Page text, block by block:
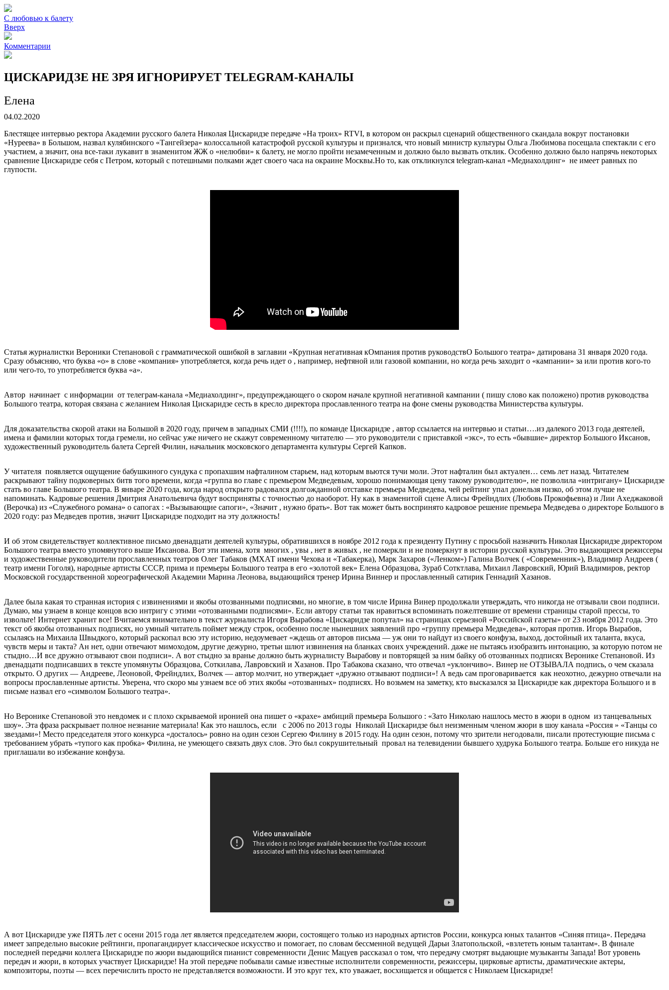
С любовью к балету
Вверх
Комментарии
ЦИСКАРИДЗЕ НЕ ЗРЯ ИГНОРИРУЕТ TELEGRAM-КАНАЛЫ
Елена
04.02.2020
Блестящее интервью ректора Академии русского балета Николая Цискаридзе передаче «На троих» RTVI, в котором он раскрыл сценарий общественного скандала вокруг постановки
«Нуреева» в Большом, назвал кулябинского «Тангейзера» колоссальной катастрофой русской культуры и признался, что новый министр культуры Ольга Любимова посещала спектакли с его
участием, а значит, она все-таки лукавит в знаменитом ЖЖ о «нелюбви» к балету, не могло пройти незамеченным и должно было вызвать отклик. Особенно должно было напрячь некоторых
сравнение Цискаридзе себя с Петром, который с потешными полками ждет своего часа на окраине Москвы.Но то, как откликнулся telegram-канал «Медиахолдинг» не имеет равных по
глупости.
Статья журналистки Вероники Степановой с грамматической ошибкой в заглавии «Крупная негативная кОмпания против руководствО Большого театра» датирована 31 января 2020 года.
Сразу объясняю, что буква «о» в слове «компания» употребляется, когда речь идет о , например, нефтяной или газовой компании, но когда речь заходит о «кампании» за или против кого-то
или чего-то, то употребляется буква «а».
Автор начинает с информации от телеграм-канала «Медиахолдинг», предупреждающего о скором начале крупной негативной кампании ( пишу слово как положено) против руководства
Большого театра, которая связана с желанием Николая Цискаридзе сесть в кресло директора прославленного театра на фоне смены руководства Министерства культуры.
Для доказательства скорой атаки на Большой в 2020 году, причем в западных СМИ (!!!!), по команде Цискаридзе , автор ссылается на интервью и статьи….из далекого 2013 года деятелей,
имена и фамилии которых тогда гремели, но сейчас уже ничего не скажут современному читателю — это руководители с приставкой «экс», то есть «бывшие» директор Большого Иксанов,
художественный руководитель балета Сергей Филин, начальник московского департамента культуры Сергей Капков.
У читателя появляется ощущение бабушкиного сундука с пропахшим нафталином старьем, над которым вьются тучи моли. Этот нафталин был актуален… семь лет назад. Читателем
раскрывают тайну подковерных битв того времени, когда «группа во главе с премьером Медведевым, хорошо понимающая цену такому руководителю», не позволила «интригану» Цискаридзе
стать во главе Большого театра. В январе 2020 года, когда народ открыто радовался долгожданной отставке премьера Медведева, чей рейтинг упал донельзя низко, об этом лучше не
напоминать. Кадровые решения Дмитрия Анатольевича будут восприняты с точностью до наоборот. Ну как в знаменитой сцене Алисы Фрейндлих (Любовь Прокофьевна) и Лии Ахеджаковой
(Верочка) из «Служебного романа» о сапогах : «Вызывающие сапоги», «Значит , нужно брать». Вот так может быть воспринято кадровое решение премьера Медведева о директоре Большого в
2020 году: раз Медведев против, значит Цискаридзе подходит на эту должность!
И об этом свидетельствует коллективное письмо двенадцати деятелей культуры, обратившихся в ноябре 2012 года к президенту Путину с просьбой назначить Николая Цискаридзе директором
Большого театра вместо упомянутого выше Иксанова. Вот эти имена, хотя многих , увы , нет в живых , не померкли и не померкнут в истории русской культуры. Это выдающиеся режиссеры
и художественные руководители прославленных театров Олег Табаков (МХАТ имени Чехова и «Табакерка), Марк Захаров («Ленком») Галина Волчек ( «Современник»), Владимир Андреев (
театр имени Гоголя), народные артисты СССР, прима и премьеры Большого театра в его «золотой век» Елена Образцова, Зураб Сотктлава, Михаил Лавровский, Юрий Владимиров, ректор
Московской государственной хореографической Академии Марина Леонова, выдающийся тренер Ирина Виннер и прославленный сатирик Геннадий Хазанов.
Далее была какая то странная история с извинениями и якобы отозванными подписями, но многие, в том числе Ирина Винер продолжали утверждать, что никогда не отзывали свои подписи.
Думаю, мы узнаем в конце концов всю интригу с этими «отозванными подписями». Если автору статьи так нравиться вспоминать пожелтевшие от времени страницы старой прессы, то
извольте! Интернет хранит все! Вчитаемся внимательно в текст журналиста Игоря Вырабова «Цискаридзе попутал» на страницах серьезной «Российской газеты» от 23 ноября 2012 года. Это
текст об якобы отозванных подписях, но умный читатель поймет между строк, особенно после нынешних заявлений про «группу премьера Медведева», которая против. Игорь Вырабов,
ссылаясь на Михаила Швыдкого, который раскопал всю эту историю, недоумевает «ждешь от авторов письма — уж они то найдут из своего конфуза, выход, достойный их таланта, вкуса,
чувств меры и такта? Ан нет, одни отвечают мимоходом, другие дежурно, третьи шлют извинения на бланках своих учреждений. даже не пытаясь изобразить интонацию, за которую потом не
стыдно…И все дружно отзывают свои подписи». А вот стыдно за вранье должно быть журналисту Вырабову и повторящей за ним байку об отозванных подписях Веронике Степановой. Из
двенадцати подписавших в тексте упомянуты Образцова, Соткилава, Лавровский и Хазанов. Про Табакова сказано, что отвечал «уклончиво». Винер не ОТЗЫВАЛА подпись, о чем сказала
открыто. О других — Андрееве, Леоновой, Фрейндлих, Волчек — автор молчит, но утверждает «дружно отзывают подписи»! А ведь сам проговаривается как неохотно, дежурно отвечали на
вопросы прославленные артисты. Уверена, что скоро мы узнаем все об этих якобы «отозванных» подписях. Но возьмем на заметку, кто высказался за Цискаридзе как директора Большого и в
письме назвал его «символом Большого театра».
Но Веронике Степановой это невдомек и с плохо скрываемой иронией она пишет о «крахе» амбиций премьера Большого : «Зато Николаю нашлось место в жюри в одном из танцевальных
шоу». Эта фраза раскрывает полное незнание материала! Как это нашлось, если с 2006 по 2013 годы Николай Цискаридзе был неизменным членом жюри в шоу канала «Россия » «Танцы со
звездами»! Место председателя этого конкурса «досталось» ровно на один сезон Сергею Филину в 2015 году. На один сезон, потому что зрители негодовали, писали протестующие письма с
требованием убрать «тупого как пробка» Филина, не умеющего связать двух слов. Это был сокрушительный провал на телевидении бывшего худрука Большого театра. Больше его никуда не
приглашали во избежание конфуза.
А вот Цискаридзе уже ПЯТЬ лет с осени 2015 года лет является председателем жюри, состоящего только из народных артистов России, конкурса юных талантов «Синяя птица». Передача
имеет запредельно высокие рейтинги, пропагандирует классическое искусство и помогает, по словам бессменной ведущей Дарьи Златопольской, «взлететь юным талантам». В финале
последней передачи коллега Цискаридзе по жюри выдающийся пианист современности Денис Мацуев рассказал о том, что передачу смотрят выдающие музыканты Запада! Вот уровень
передач и жюри, в которых участвует Цискаридзе! На этой передаче побывали самые известные исполнители современности, режиссеры, цирковые артисты, драматические актеры,
композиторы, поэты — всех перечислить просто не представляется возможности. И это круг тех, кто уважает, восхищается и общается с Николаем Цискаридзе!